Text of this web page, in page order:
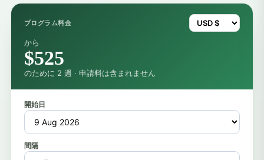
プログラム料金
から
$525
のために 2 週 · 申請料は含まれません
開始日
間隔